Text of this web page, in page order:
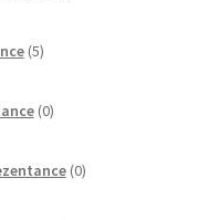
5izdelkov
0izdelkov
0izdelkov